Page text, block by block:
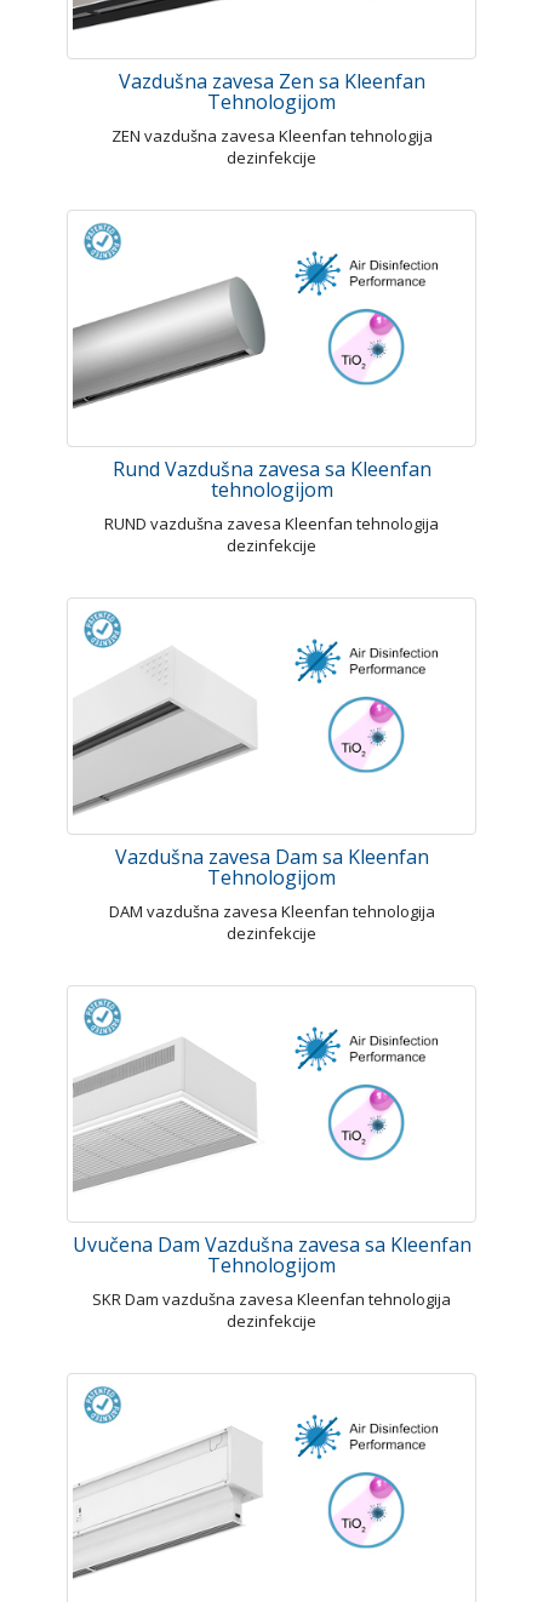
Vazdušna zavesa Zen sa Kleenfan
Tehnologijom
ZEN vazdušna zavesa Kleenfan tehnologija
dezinfekcije
Rund Vazdušna zavesa sa Kleenfan
tehnologijom
RUND vazdušna zavesa Kleenfan tehnologija
dezinfekcije
Vazdušna zavesa Dam sa Kleenfan
Tehnologijom
DAM vazdušna zavesa Kleenfan tehnologija
dezinfekcije
Uvučena Dam Vazdušna zavesa sa Kleenfan
Tehnologijom
SKR Dam vazdušna zavesa Kleenfan tehnologija
dezinfekcije